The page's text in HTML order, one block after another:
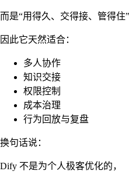
而是“用得久、交得接、管得住”
因此它天然适合：
多人协作
知识交接
权限控制
成本治理
行为回放与复盘
换句话说：
Dify 不是为个人极客优化的，